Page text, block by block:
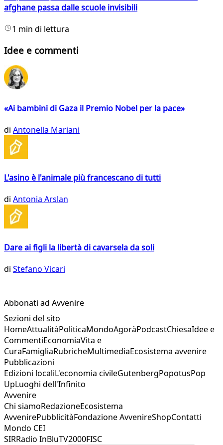
afghane passa dalle scuole invisibili
1 min di lettura
Idee e commenti
«Ai bambini di Gaza il Premio Nobel per la pace»
di Antonella Mariani
L'asino è l'animale più francescano di tutti
di Antonia Arslan
Dare ai figli la libertà di cavarsela da soli
di Stefano Vicari
Abbonati ad Avvenire
Sezioni del sito
HomeAttualitàPoliticaMondoAgoràPodcastChiesaIdee e
CommentiEconomiaVita e
CuraFamigliaRubricheMultimediaEcosistema avvenire
Pubblicazioni
Edizioni localiL'economia civileGutenbergPopotusPop
UpLuoghi dell'Infinito
Avvenire
Chi siamoRedazioneEcosistema
AvvenirePubblicitàFondazione AvvenireShopContatti
Mondo CEI
SIRRadio InBluTV2000FISC